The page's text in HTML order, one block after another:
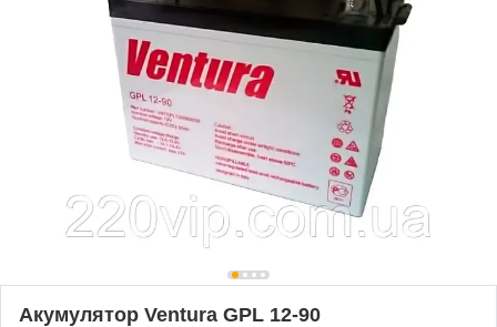
Акумулятор Ventura GPL 12-90